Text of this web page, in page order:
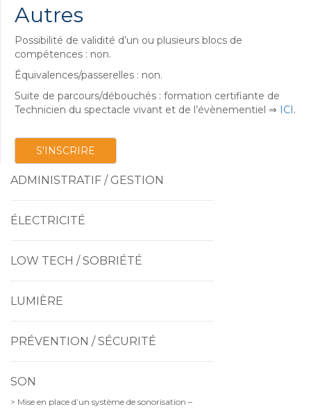
Autres
Possibilité de validité d’un ou plusieurs blocs de
compétences : non.
Équivalences/passerelles : non.
Suite de parcours/débouchés : formation certifiante de
Technicien du spectacle vivant et de l’évènementiel ⇒ ICI.
S'INSCRIRE
ADMINISTRATIF / GESTION
ÉLECTRICITÉ
LOW TECH / SOBRIÉTÉ
LUMIÈRE
PRÉVENTION / SÉCURITÉ
SON
> Mise en place d’un système de sonorisation –